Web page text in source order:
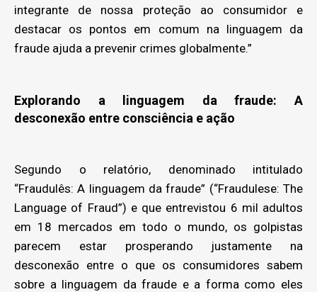
integrante de nossa proteção ao consumidor e
destacar os pontos em comum na linguagem da
fraude ajuda a prevenir crimes globalmente.”
Explorando a linguagem da fraude: A
desconexão entre consciência e ação
Segundo o relatório, denominado intitulado
“Fraudulês: A linguagem da fraude” (“Fraudulese: The
Language of Fraud”) e que entrevistou 6 mil adultos
em 18 mercados em todo o mundo, os golpistas
parecem estar prosperando justamente na
desconexão entre o que os consumidores sabem
sobre a linguagem da fraude e a forma como eles